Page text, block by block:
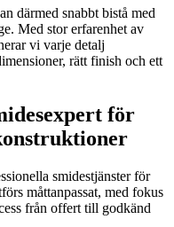
därmed snabbt bistå med
Med stor erfarenhet av
vi varje detalj
rätt finish och ett
för
smidestjänster för
måttanpassat, med fokus
från offert till godkänd